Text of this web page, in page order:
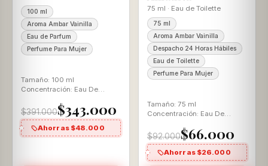
100 ml
Aroma Ambar Vainilla
Eau de Parfum
Perfume Para Mujer
Tamaño: 100 ml
Concentración: Eau De
Vainilla
$391.000$343.000
Ahorras $48.000
75 ml · Eau de Toilette
75 ml
Aroma Ambar Vainilla
Despacho 24 Horas Hábiles
Eau de Toilette
Perfume Para Mujer
Tamaño: 75 ml
Concentración: Eau De
Vainilla
$92.000$66.000
Ahorras $26.000